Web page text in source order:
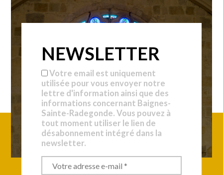
NEWSLETTER
Votre email est uniquement
utilisée pour vous envoyer notre
lettre d'information ainsi que des
informations concernant Baignes-
Sainte-Radegonde. Vous pouvez à
tout moment utiliser le lien de
désabonnement intégré dans la
newsletter.